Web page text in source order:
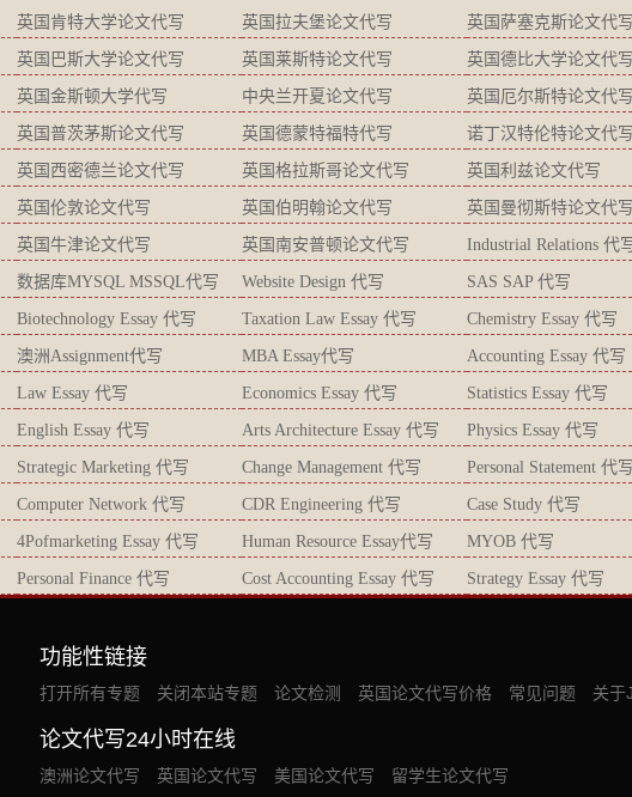
英国肯特大学论文代写 英国拉夫堡论文代写 英国萨塞克斯论文代写
英国巴斯大学论文代写 英国莱斯特论文代写 英国德比大学论文代写
英国金斯顿大学代写 中央兰开夏论文代写 英国厄尔斯特论文代写
英国普茨茅斯论文代写 英国德蒙特福特代写 诺丁汉特伦特论文代写
英国西密德兰论文代写 英国格拉斯哥论文代写 英国利兹论文代写
英国伦敦论文代写 英国伯明翰论文代写 英国曼彻斯特论文代写
英国牛津论文代写 英国南安普顿论文代写 Industrial Relations 代
数据库MYSQL MSSQL代写 Website Design 代写 SAS SAP 代写
Biotechnology Essay 代写 Taxation Law Essay 代写 Chemistry Essay 代写
澳洲Assignment代写 MBA Essay代写 Accounting Essay 代写
Law Essay 代写 Economics Essay 代写 Statistics Essay 代写
English Essay 代写 Arts Architecture Essay 代写 Physics Essay 代写
Strategic Marketing 代写 Change Management 代写 Personal Statement 代写
Computer Network 代写 CDR Engineering 代写 Case Study 代写
4Pofmarketing Essay 代写 Human Resource Essay代写 MYOB 代写
Personal Finance 代写 Cost Accounting Essay 代写 Strategy Essay 代写
功能性链接
打开所有专题 关闭本站专题 论文检测 英国论文代写价格 常见问题 关于
论文代写24小时在线
澳洲论文代写 英国论文代写 美国论文代写 留学生论文代写